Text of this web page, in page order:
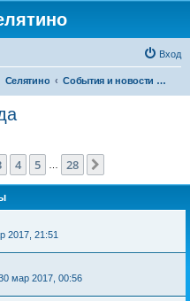
Вход
Селятино События и новости города
из 28
4 5 28
2017, 21:51
мар 2017, 00:56